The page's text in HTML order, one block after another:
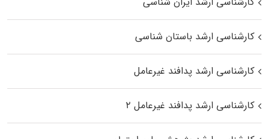
کارشناسی ارشد باستان شناسی
کارشناسی ارشد پدافند غیرعامل
کارشناسی ارشد پدافند غیرعامل ۲